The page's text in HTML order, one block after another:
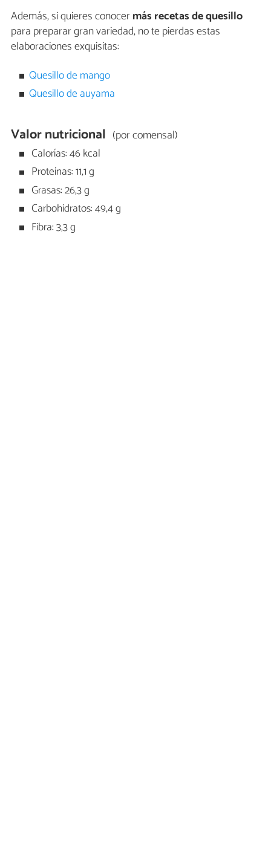
Además, si quieres conocermás recetas de quesillo
para preparar gran variedad, no te pierdas estas
elaboraciones exquisitas:
Quesillo de mango
Quesillo de auyama
Valor nutricional (por comensal)
Calorías: 46 kcal
Proteínas: 11,1 g
Grasas: 26,3 g
Carbohidratos: 49,4 g
Fibra: 3,3 g